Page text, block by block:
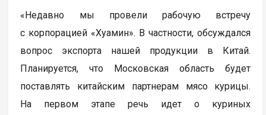
«Недавно мы провели рабочую встречу
с корпорацией «Хуамин». В частности, обсуждался
вопрос экспорта нашей продукции в Китай.
Планируется, что Московская область будет
поставлять китайским партнерам мясо курицы.
На первом этапе речь идет о куриных